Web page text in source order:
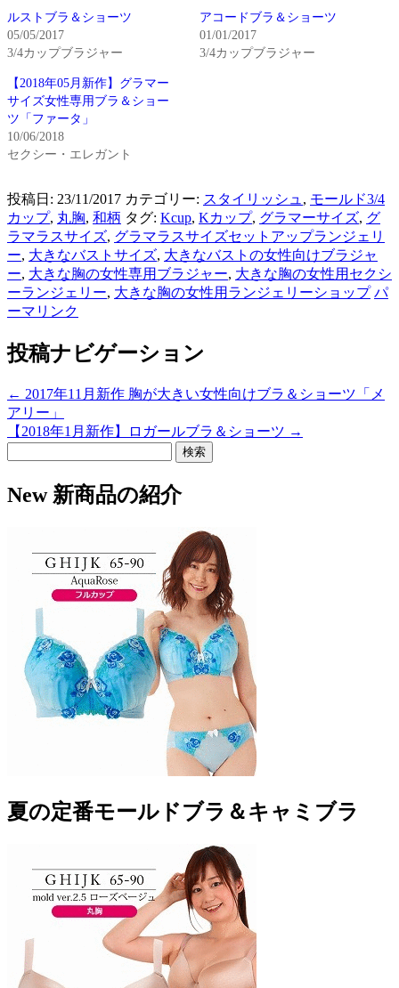
ルストブラ＆ショーツ
05/05/2017
3/4カップブラジャー
アコードブラ＆ショーツ
01/01/2017
3/4カップブラジャー
【2018年05月新作】グラマー
サイズ女性専用ブラ＆ショー
ツ「ファータ」
10/06/2018
セクシー・エレガント
投稿日: 23/11/2017 カテゴリー: スタイリッシュ, モールド3/4
カップ, 丸胸, 和柄 タグ: Kcup, Kカップ, グラマーサイズ, グ
ラマラスサイズ, グラマラスサイズセットアップランジェリ
ー, 大きなバストサイズ, 大きなバストの女性向けブラジャ
ー, 大きな胸の女性専用ブラジャー, 大きな胸の女性用セクシ
ーランジェリー, 大きな胸の女性用ランジェリーショップ パ
ーマリンク
投稿ナビゲーション
← 2017年11月新作 胸が大きい女性向けブラ＆ショーツ「メ
アリー」
【2018年1月新作】ロガールブラ＆ショーツ →
New 新商品の紹介
夏の定番モールドブラ＆キャミブラ